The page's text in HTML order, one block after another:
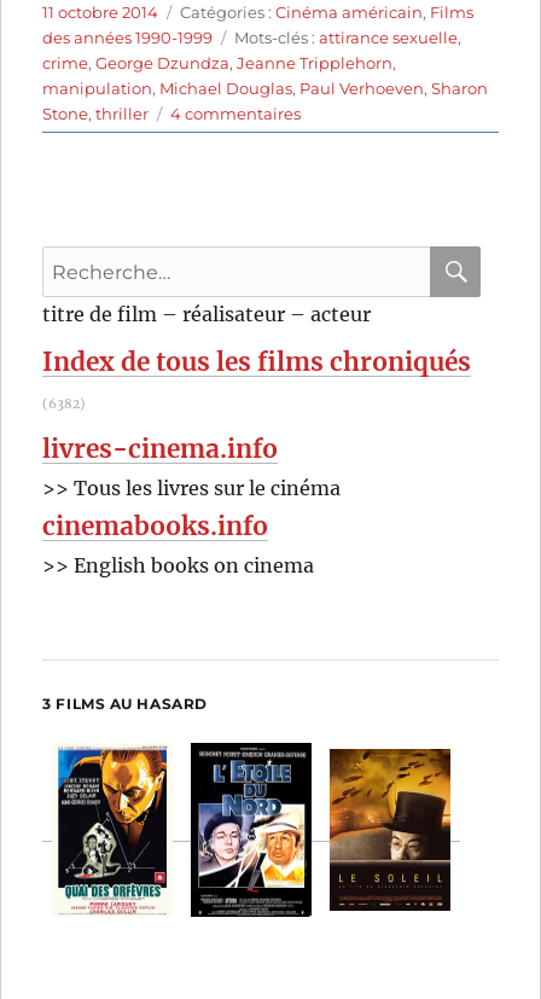
Publié
le
11 octobre 2014 Catégories
Catégories :Cinéma américain, Films
des années 1990-1999
Étiquettes
Mots-clés :attirance sexuelle,
crime,George Dzundza,Jeanne Tripplehorn,
manipulation, Michael Douglas, Paul Verhoeven,Sharon
Stone,thriller 4 commentairessur
Basic
Recherche
pour
titre de film – réalisateur – acteur
Index de tous les films chroniqués
(6382)
livres-cinema.info
>> Tous les livres sur le cinéma
cinemabooks.info
>> English books on cinema
3 FILMS AU HASARD